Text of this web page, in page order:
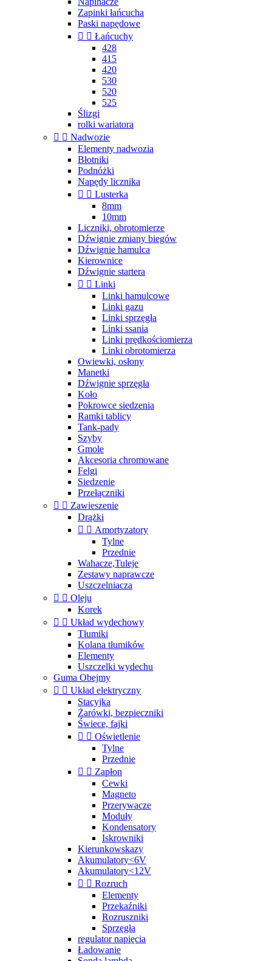
Zapinki łańcucha
Paski napędowe
  Łańcuchy
428
415
420
530
520
525
Ślizgi
rolki wariatora
  Nadwozie
Elementy nadwozia
Błotniki
Podnóżki
Napędy licznika
  Lusterka
8mm
10mm
Liczniki, obrotomierze
Dźwignie zmiany biegów
Dźwignie hamulca
Kierownice
Dźwignie startera
  Linki
Linki hamulcowe
Linki gazu
Linki sprzęgła
Linki ssania
Linki prędkościomierza
Linki obrotomierza
Owiewki, osłony
Manetki
Dźwignie sprzęgła
Koło
Pokrowce siedzenia
Ramki tablicy
Tank-pady
Szyby
Gmole
Akcesoria chromowane
Felgi
Siedzenie
Przełączniki
  Zawieszenie
Drążki
  Amortyzatory
Tylne
Przednie
Wahacze,Tuleje
Zestawy naprawcze
Uszczelniacza
  Oleju
Korek
  Układ wydechowy
Tłumiki
Kolana tłumików
Elementy
Uszczelki wydechu
Guma Obejmy
  Układ elektryczny
Stacyjka
Żarówki, bezpieczniki
Świece, fajki
  Oświetlenie
Tylne
Przednie
  Zapłon
Cewki
Magneto
Przerywacze
Moduły
Kondensatory
Iskrowniki
Kierunkowskazy
Akumulatory<6V
Akumulatory<12V
  Rozruch
Elementy
Przekaźniki
Rozruszniki
Sprzęgła
regulator napięcia
Ładowanie